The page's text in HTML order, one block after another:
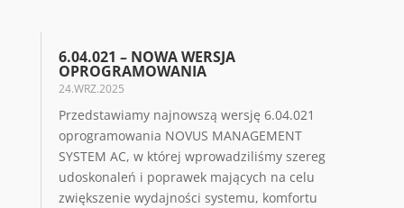
6.04.021 – NOWA WERSJA
OPROGRAMOWANIA
24.WRZ.2025
Przedstawiamy najnowszą wersję 6.04.021
oprogramowania NOVUS MANAGEMENT
SYSTEM AC, w której wprowadziliśmy szereg
udoskonaleń i poprawek mających na celu
zwiększenie wydajności systemu, komfortu